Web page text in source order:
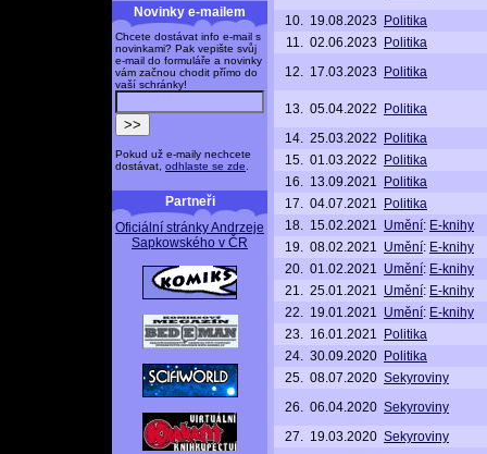
Novinky e-mailem
Chcete dostávat info e-mail s
novinkami? Pak vepište svůj
e-mail do formuláře a novinky
vám začnou chodit přímo do
vaší schránky!
Pokud už e-maily nechcete
dostávat, odhlaste se zde
Partneři
Oficiální stránky Andrzeje
Sapkowského v ČR
10. 19.08.2023 Politika
11. 02.06.2023 Politika
12. 17.03.2023 Politika
13. 05.04.2022
Politika
14. 25.03.2022
Politika
15. 01.03.2022
Politika
16. 13.09.2021
Politika
17. 04.07.2021
Politika
18. 15.02.2021 Umění: E-knihy
19. 08.02.2021 Umění: E-knihy
20. 01.02.2021 Umění: E-knihy
21. 25.01.2021 Umění: E-knihy
22. 19.01.2021 Umění: E-knihy
23. 16.01.2021
Politika
24. 30.09.2020 Politika
25. 08.07.2020 Sekyroviny
26. 06.04.2020 Sekyroviny
27. 19.03.2020 Sekyroviny